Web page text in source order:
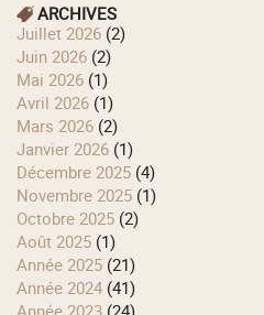
ARCHIVES
juillet 2026 (2)
juin 2026 (2)
mai 2026 (1)
avril 2026 (1)
mars 2026 (2)
janvier 2026 (1)
décembre 2025 (4)
novembre 2025 (1)
octobre 2025 (2)
août 2025 (1)
année 2025 (21)
année 2024 (41)
année 2023 (24)